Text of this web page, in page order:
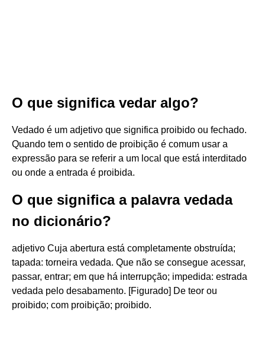
O que significa vedar algo?
Vedado é um adjetivo que significa proibido ou fechado.
Quando tem o sentido de proibição é comum usar a
expressão para se referir a um local que está interditado
ou onde a entrada é proibida.
O que significa a palavra vedada
no dicionário?
adjetivo Cuja abertura está completamente obstruída;
tapada: torneira vedada. Que não se consegue acessar,
passar, entrar; em que há interrupção; impedida: estrada
vedada pelo desabamento. [Figurado] De teor ou
proibido; com proibição; proibido.